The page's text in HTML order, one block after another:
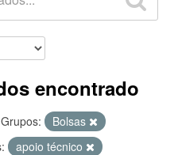
encontrado
Grupos:
Bolsas
apoio técnico